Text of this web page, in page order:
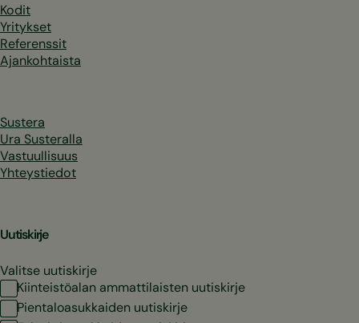
Kodit
Yritykset
Referenssit
Ajankohtaista
Sustera
Ura Susteralla
Vastuullisuus
Yhteystiedot
Uutiskirje
Valitse uutiskirje
Kiinteistöalan ammattilaisten uutiskirje
Pientaloasukkaiden uutiskirje